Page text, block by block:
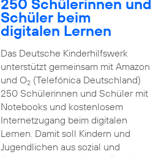
250 Schülerinnen und
Schüler beim
digitalen Lernen
Das Deutsche Kinderhilfswerk
unterstützt gemeinsam mit Amazon
und O2(Telefónica Deutschland)
250 Schülerinnen und Schüler mit
Notebooks und kostenlosem
Internetzugang beim digitalen
Lernen. Damit soll Kindern und
Jugendlichen aus sozial und